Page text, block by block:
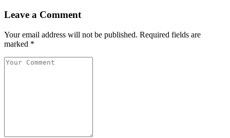
Leave a Comment
Your email address will not be published. Required fields are
marked *